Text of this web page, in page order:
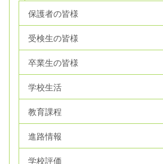
保護者の皆様
受検生の皆様
卒業生の皆様
学校生活
教育課程
進路情報
学校評価